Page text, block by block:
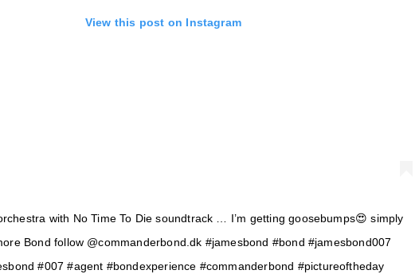
View this post on Instagram
with No Time To Die soundtrack … I’m getting goosebumps😍 simply
Bond follow @commanderbond.dk #jamesbond #bond #jamesbond007
#007 #agent #bondexperience #commanderbond #pictureoftheday